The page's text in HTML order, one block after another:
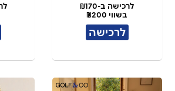
לרכישה ב-₪170
בשווי ₪200
לרכישה